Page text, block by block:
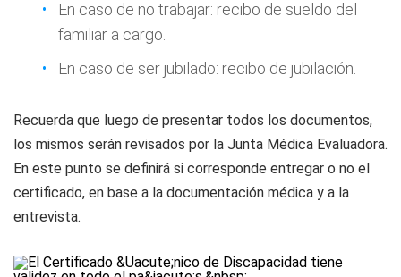
En caso de no trabajar: recibo de sueldo del
familiar a cargo.
En caso de ser jubilado: recibo de jubilación.
Recuerda que luego de presentar todos los documentos,
los mismos serán revisados por la Junta Médica Evaluadora.
En este punto se definirá si corresponde entregar o no el
certificado, en base a la documentación médica y a la
entrevista.